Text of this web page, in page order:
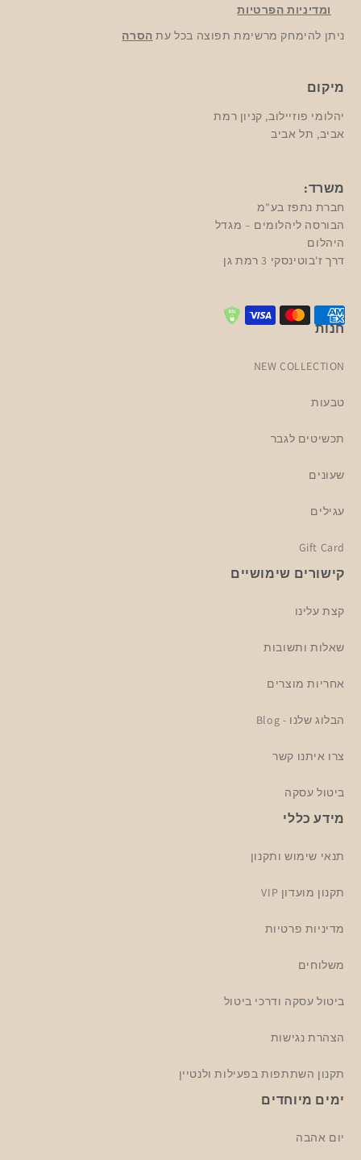
ומדיניות הפרטיות
ניתן להימחק מרשימת תפוצה בכל עת הסרה
מיקום
יהלומי פוזיילוב, קניון רמת
אביב, תל אביב
משרד:
חברת נתפז בע"מ
הבורסה ליהלומים – מגדל
היהלום
דרך ז'בוטינסקי 3 רמת גן
חנות
NEW COLLECTION
טבעות
תכשיטים לגבר
שעונים
עגילים
Gift Card
קישורים שימושיים
קצת עלינו
שאלות ותשובות
אחריות מוצרים
הבלוג שלנו - Blog
צרו איתנו קשר
ביטול עסקה
מידע כללי
תנאי שימוש ותקנון
תקנון מועדון VIP
מדיניות פרטיות
משלוחים
ביטול עסקה ודרכי ביטול
הצהרת נגישות
תקנון השתתפות בפעילות ולנטיין
ימים מיוחדים
יום אהבה